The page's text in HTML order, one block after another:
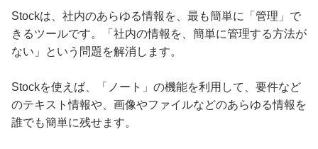
Stockは、社内のあらゆる情報を、最も簡単に「管理」で
きるツールです。「社内の情報を、簡単に管理する方法が
ない」という問題を解消します。
Stockを使えば、「ノート」の機能を利用して、要件など
のテキスト情報や、画像やファイルなどのあらゆる情報を
誰でも簡単に残せます。